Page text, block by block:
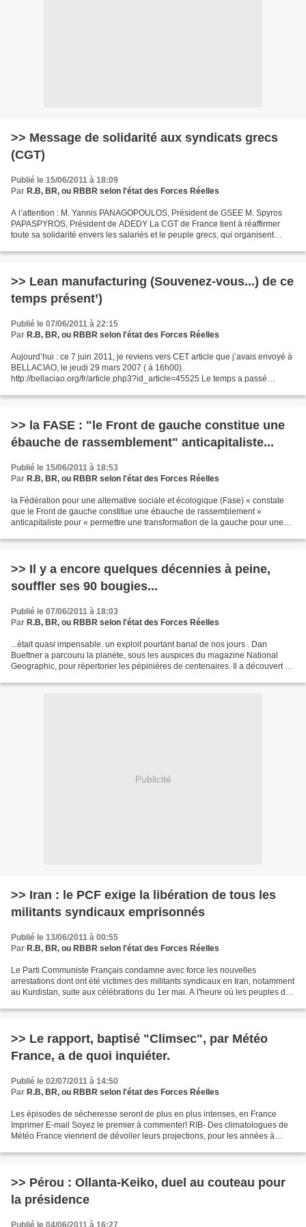
>> Message de solidarité aux syndicats grecs
(CGT)
Publié le 15/06/2011 à 18:09
Par R.B, BR, ou RBBR selon l'état des Forces Réelles
A l’attention : M. Yannis PANAGOPOULOS, Président de GSEE M. Spyros
PAPASPYROS, Président de ADEDY La CGT de France tient à réaffirmer
toute sa solidarité envers les salariés et le peuple grecs, qui organisent
>> Lean manufacturing (Souvenez-vous...) de ce
temps présent’)
Publié le 07/06/2011 à 22:15
Par R.B, BR, ou RBBR selon l'état des Forces Réelles
Aujourd’hui : ce 7 juin 2011, je reviens vers CET article que j’avais envoyé à
BELLACIAO, le jeudi 29 mars 2007 ( à 16h00).
http://bellaciao.org/fr/article.php3?id_article=45525 Le temps a passé
>> la FASE : "le Front de gauche constitue une
ébauche de rassemblement" anticapitaliste...
Publié le 15/06/2011 à 18:53
Par R.B, BR, ou RBBR selon l'état des Forces Réelles
la Fédération pour une alternative sociale et écologique (Fase) « constate
que le Front de gauche constitue une ébauche de rassemblement »
anticapitaliste pour « permettre une transformation de la gauche pour une
>> Il y a encore quelques décennies à peine,
souffler ses 90 bougies...
Publié le 07/06/2011 à 18:03
Par R.B, BR, ou RBBR selon l'état des Forces Réelles
...était quasi impensable. un exploit pourtant banal de nos jours . Dan
Buettner a parcouru la planète, sous les auspices du magazine National
Geographic, pour répertorier les pépinières de centenaires. Il a découvert de
Publicité
>> Iran : le PCF exige la libération de tous les
militants syndicaux emprisonnés
Publié le 13/06/2011 à 00:55
Par R.B, BR, ou RBBR selon l'état des Forces Réelles
Le Parti Communiste Français condamne avec force les nouvelles
arrestations dont ont été victimes des militants syndicaux en Iran, notamment
au Kurdistan, suite aux célébrations du 1er mai. A l'heure où les peuples du
>> Le rapport, baptisé "Climsec", par Météo
France, a de quoi inquiéter.
Publié le 02/07/2011 à 14:50
Par R.B, BR, ou RBBR selon l'état des Forces Réelles
Les épisodes de sécheresse seront de plus en plus intenses, en France
Imprimer E-mail Soyez le premier à commenter! RIB- Des climatologues de
Météo France viennent de dévoiler leurs projections, pour les années à
>> Pérou : Ollanta-Keiko, duel au couteau pour
la présidence
Publié le 04/06/2011 à 16:27